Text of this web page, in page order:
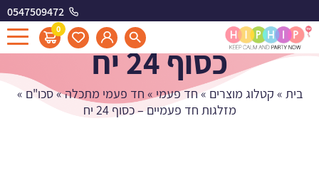
0547509472
0
מזלגות חד פעמיים -
כסוף 24 יח
בית » קטלוג מוצרים » חד פעמי» חד פעמי מתכלה»סכו"ם »
מזלגות חד פעמיים – כסוף 24 יח